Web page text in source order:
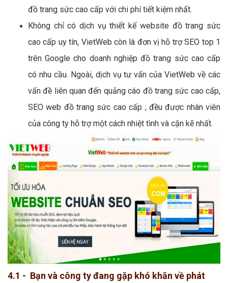
đồ trang sức cao cấp với chi phí tiết kiệm nhất.
Không chỉ có dịch vụ thiết kế website đồ trang sức
cao cấp uy tín, VietWeb còn là đơn vị hỗ trợ SEO top 1
trên Google cho doanh nghiệp đồ trang sức cao cấp
có nhu cầu. Ngoài, dịch vụ tư vấn của VietWeb về các
vấn đề liên quan đến quảng cáo đồ trang sức cao cấp,
SEO web đồ trang sức cao cấp ; đều được nhân viên
của công ty hỗ trợ một cách nhiệt tình và cặn kẽ nhất.
4.1 - Bạn và công ty đang gặp khó khăn về phát